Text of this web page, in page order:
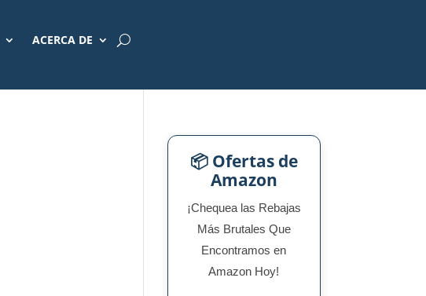
ACERCA DE
📦 Ofertas de
Amazon
¡Chequea las Rebajas
Más Brutales Que
Encontramos en
Amazon Hoy!